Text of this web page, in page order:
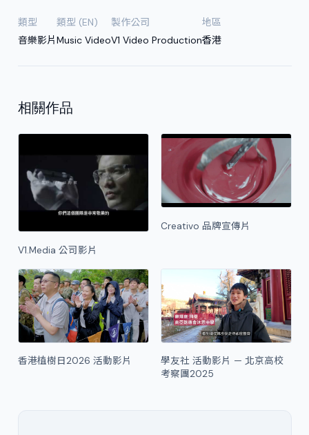
類型
音樂影片
類型 (EN)
Music Video
製作公司
V1 Video Production
地區
香港
相關作品
V1.Media 公司影片
Creativo 品牌宣傳片
香港植樹日2026 活動影片
學友社 活動影片 — 北京高校
考察團2025